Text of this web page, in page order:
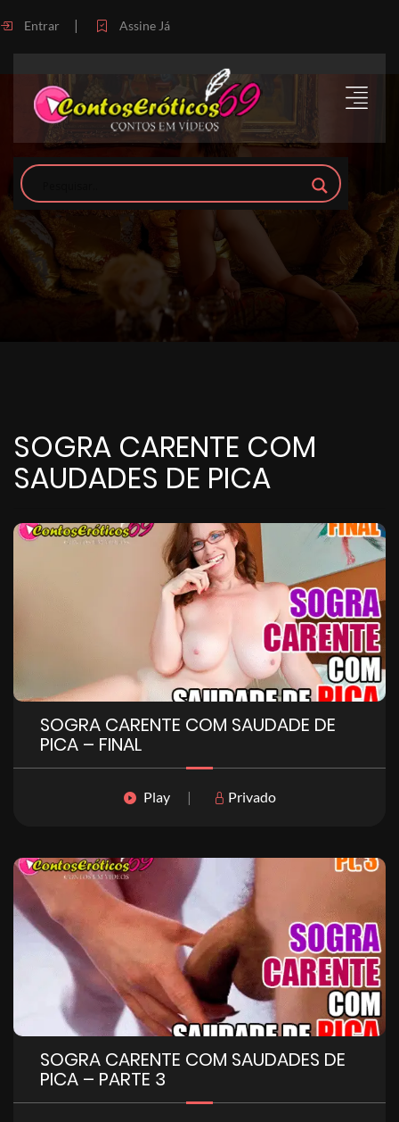
Entrar | Assine Já
SOGRA CARENTE COM
SAUDADES DE PICA
SOGRA CARENTE COM SAUDADE DE
PICA – FINAL
Play| Privado
SOGRA CARENTE COM SAUDADES DE
PICA – PARTE 3